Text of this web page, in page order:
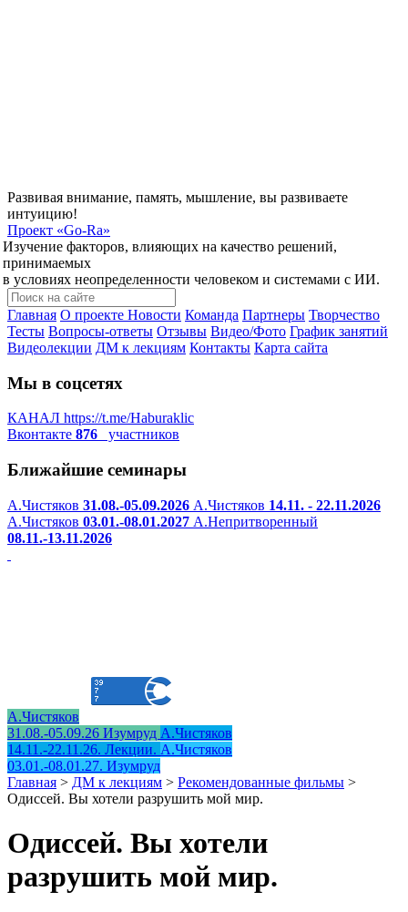
Развивая внимание, память, мышление, вы развиваете
интуицию!
Проект «Go-Ra»
Изучение факторов, влияющих на качество решений,
принимаемых
в условиях неопределенности человеком и системами с ИИ.
Главная О проекте Новости Команда Партнеры Творчество
Тесты Вопросы-ответы Отзывы Видео/Фото График занятий
Видеолекции ДМ к лекциям Контакты Карта сайта
Мы в соцсетях
КАНАЛ https://t.me/Haburaklic
Вконтакте 876 участников
Ближайшие семинары
А.Чистяков 31.08.-05.09.2026 А.Чистяков 14.11. - 22.11.2026
А.Чистяков 03.01.-08.01.2027 А.Непритворенный
08.11.-13.11.2026
А.Чистяков
31.08.-05.09.26 Изумруд А.Чистяков
14.11.-22.11.26. Лекции. А.Чистяков
03.01.-08.01.27. Изумруд
Главная > ДМ к лекциям > Рекомендованные фильмы >
Одиссей. Вы хотели разрушить мой мир.
Одиссей. Вы хотели
разрушить мой мир.